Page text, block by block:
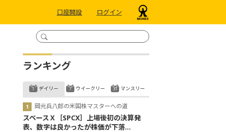
口座開設 ログイン
ランキング
デイリー
岡元兵八郎の米国株マスターへの道
スペースＸ［SPCX］上場後初の決算発
表、数字は良かったが株価が下落...
ウイークリー マンスリー